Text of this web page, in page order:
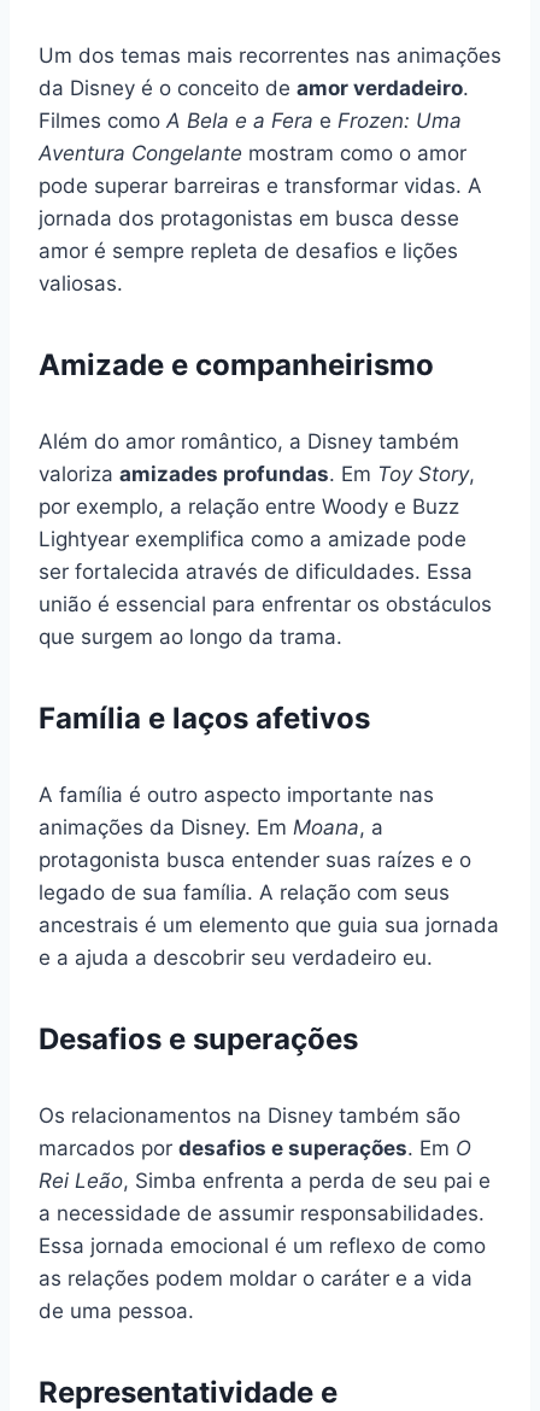
Um dos temas mais recorrentes nas animações
da Disney é o conceito de amor verdadeiro.
Filmes como A Bela e a Fera e Frozen: Uma
Aventura Congelante mostram como o amor
pode superar barreiras e transformar vidas. A
jornada dos protagonistas em busca desse
amor é sempre repleta de desafios e lições
valiosas.
Amizade e companheirismo
Além do amor romântico, a Disney também
valoriza amizades profundas. Em Toy Story,
por exemplo, a relação entre Woody e Buzz
Lightyear exemplifica como a amizade pode
ser fortalecida através de dificuldades. Essa
união é essencial para enfrentar os obstáculos
que surgem ao longo da trama.
Família e laços afetivos
A família é outro aspecto importante nas
animações da Disney. Em Moana, a
protagonista busca entender suas raízes e o
legado de sua família. A relação com seus
ancestrais é um elemento que guia sua jornada
e a ajuda a descobrir seu verdadeiro eu.
Desafios e superações
Os relacionamentos na Disney também são
marcados por desafios e superações. Em O
Rei Leão, Simba enfrenta a perda de seu pai e
a necessidade de assumir responsabilidades.
Essa jornada emocional é um reflexo de como
as relações podem moldar o caráter e a vida
de uma pessoa.
Representatividade e